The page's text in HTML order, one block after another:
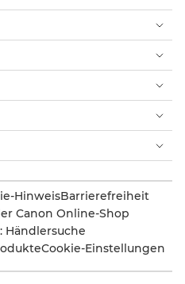
HinweisBarrierefreiheit
Canon Online-Shop
Händlersuche
Cookie-Einstellungen